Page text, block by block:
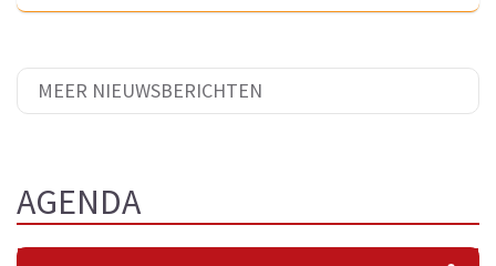
MEER NIEUWSBERICHTEN
AGENDA